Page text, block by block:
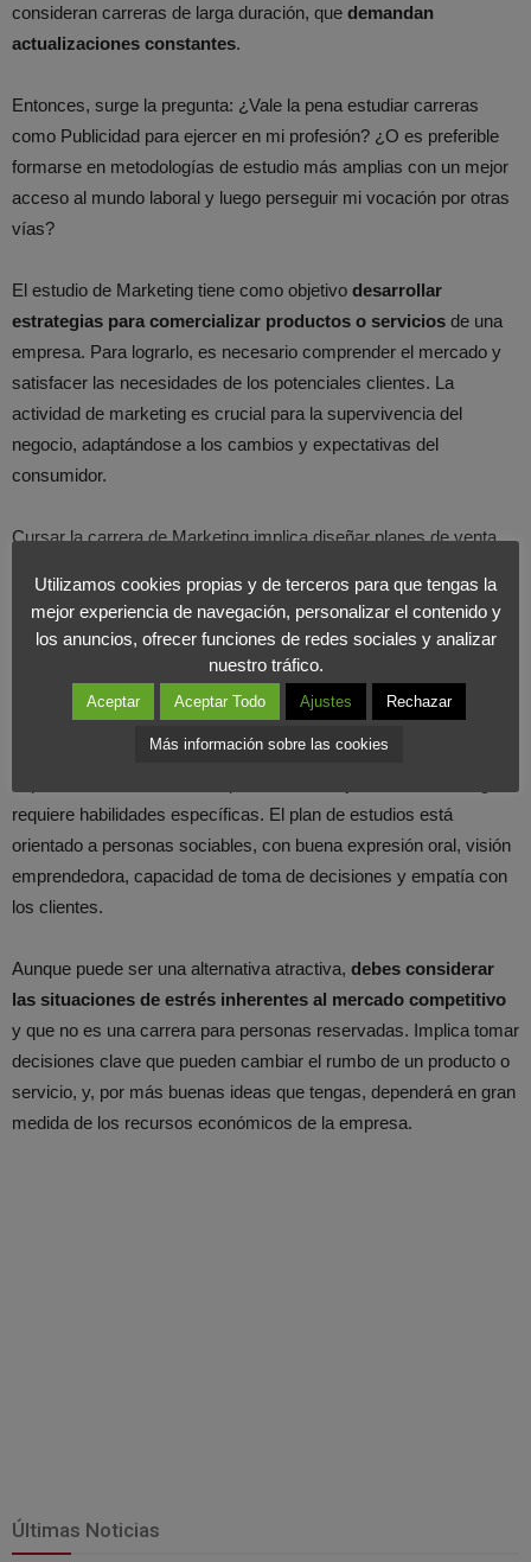
consideran carreras de larga duración, que demandan
actualizaciones constantes.
Entonces, surge la pregunta: ¿Vale la pena estudiar carreras
como Publicidad para ejercer en mi profesión? ¿O es preferible
formarse en metodologías de estudio más amplias con un mejor
acceso al mundo laboral y luego perseguir mi vocación por otras
vías?
El estudio de Marketing tiene como objetivo desarrollar
estrategias para comercializar productos o servicios de una
empresa. Para lograrlo, es necesario comprender el mercado y
satisfacer las necesidades de los potenciales clientes. La
actividad de marketing es crucial para la supervivencia del
negocio, adaptándose a los cambios y expectativas del
consumidor.
Cursar la carrera de Marketing implica diseñar planes de venta,
profesionales de este sector pueden trabajar en diversas
empresas, agencias de publicidad, empresas de investigación de
mercado, consultorías, sectores públicos o ejercer de forma
independiente en proyectos autónomos.
muchos eligen estas carreras por descarte
requiere habilidades específicas. El plan de estudios está
orientado a personas sociables, con buena expresión oral, visión
emprendedora, capacidad de toma de decisiones y empatía con
los clientes.
Aunque puede ser una alternativa atractiva, debes considerar
las situaciones de estrés inherentes al mercado competitivo
y que no es una carrera para personas reservadas. Implica tomar
decisiones clave que pueden cambiar el rumbo de un producto o
servicio, y, por más buenas ideas que tengas, dependerá en gran
medida de los recursos económicos de la empresa.
Últimas Noticias
Utilizamos cookies propias y de terceros para que tengas la
mejor experiencia de navegación, personalizar el contenido y
los anuncios, ofrecer funciones de redes sociales y analizar
nuestro tráfico.
Aceptar Aceptar Todo Ajustes Rechazar
Más información sobre las cookies